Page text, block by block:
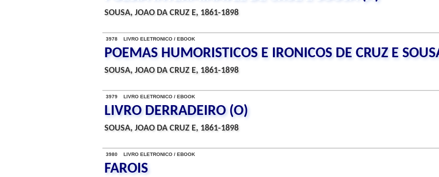
SOUSA, JOAO DA CRUZ E, 1861-1898
3978 LIVRO ELETRONICO / EBOOK
POEMAS HUMORISTICOS E IRONICOS DE CRUZ E
SOUSA, JOAO DA CRUZ E, 1861-1898
3979 LIVRO ELETRONICO / EBOOK
LIVRO DERRADEIRO (O)
SOUSA, JOAO DA CRUZ E, 1861-1898
3980 LIVRO ELETRONICO / EBOOK
FAROIS